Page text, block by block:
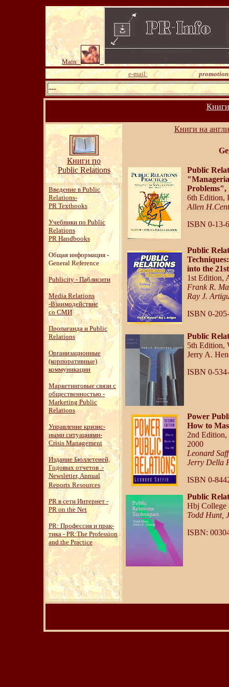
Main
e-mail:
---
Книги по
Public Relations
Введение в Public
Relations-
PR Textbooks
Учебники по Public
Relations
PR Handbooks
Общая информация -
General Reference
Publicity - Паблисити
Media Relations
-Взаимодействие
со СМИ
Пропаганда и Public
Relations
Организационные
(корпоративные)
коммуникации
Маркетинговые связи с
общественностью -
Marketing Public
Relations
Управление кризис-
ными ситуациями-
Crisis Management
Издание Бюллетеней,
Годовых отчетов .-
Newsletter,Annual
Reports Resources
PR в сети Интернет -
PR on the Net
PR: Профессия и прак-
тика - PR:The Profession
and the Practice
Книги на
Public
Problems",
6th Edition,
Allen
ISBN 0-13-
Public
into the
1st Edition,
Frank R.
Ray J.
ISBN 0-
Public
5th Edition,
Jerry A.
ISBN 0-
Power
How to
2nd
2000
Leonard
Jerry Della
ISBN 0-
Public
Hbj College
Todd Hunt,
ISBN: